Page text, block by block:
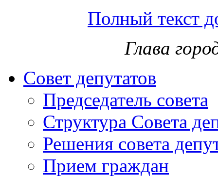
Полный текст
Глава
Совет депутатов
Председатель совета
Структура Совета
Решения совета
Прием граждан